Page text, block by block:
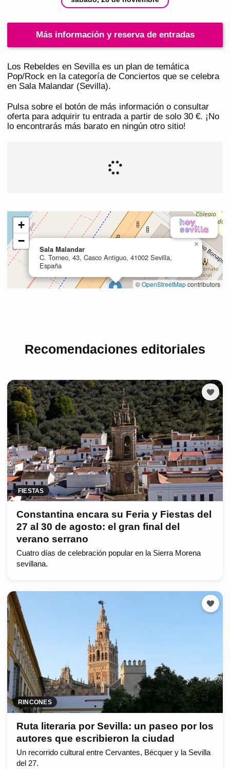
Más información y reserva de entradas
Los Rebeldes en Sevilla es un plan de temática
Pop/Rock en la categoría de Conciertos que se celebra
en Sala Malandar (Sevilla).
Pulsa sobre el botón de más información o consultar
oferta para adquirir tu entrada a partir de solo 30 €. ¡No
lo encontrarás más barato en ningún otro sitio!
Recomendaciones editoriales
FIESTAS
Constantina encara su Feria y Fiestas del
27 al 30 de agosto: el gran final del
verano serrano
Cuatro días de celebración popular en la Sierra Morena
sevillana.
RINCONES
Ruta literaria por Sevilla: un paseo por los
autores que escribieron la ciudad
Un recorrido cultural entre Cervantes, Bécquer y la Sevilla
del 27.